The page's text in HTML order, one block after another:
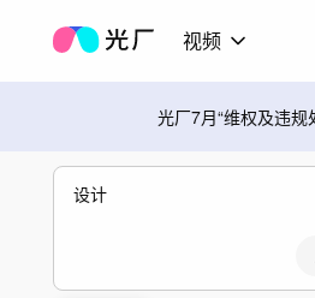
视频
光厂7月“维权及违规